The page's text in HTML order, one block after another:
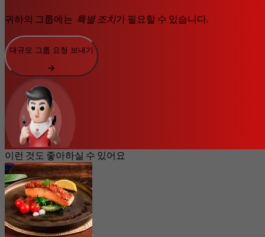
귀하의 그룹에는 특별 조치가 필요할 수 있습니다.
대규모 그룹 요청 보내기
이런 것도 좋아하실 수 있어요